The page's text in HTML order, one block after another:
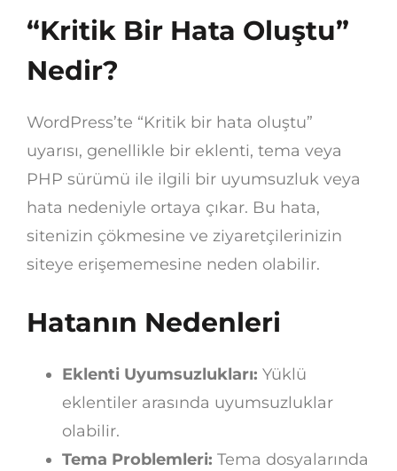
“Kritik Bir Hata Oluştu”
Nedir?
WordPress’te “Kritik bir hata oluştu”
uyarısı, genellikle bir eklenti, tema veya
PHP sürümü ile ilgili bir uyumsuzluk veya
hata nedeniyle ortaya çıkar. Bu hata,
sitenizin çökmesine ve ziyaretçilerinizin
siteye erişememesine neden olabilir.
Hatanın Nedenleri
Eklenti Uyumsuzlukları: Yüklü
eklentiler arasında uyumsuzluklar
olabilir.
Tema Problemleri: Tema dosyalarında